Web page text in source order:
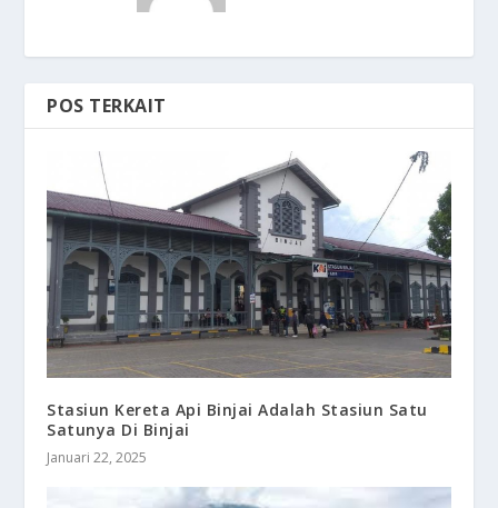
POS TERKAIT
Stasiun Kereta Api Binjai Adalah Stasiun Satu
Satunya Di Binjai
Januari 22, 2025